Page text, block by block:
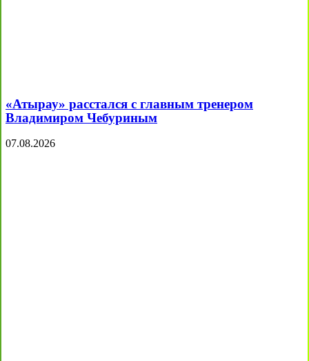
«Атырау» расстался с главным тренером
Владимиром Чебуриным
07.08.2026